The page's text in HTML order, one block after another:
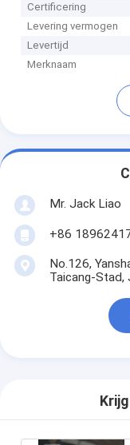
Certificering
Levering vermogen
Levertijd
Merknaam
Mr. Jack Liao
+86
No.126,
Taicang-Stad,